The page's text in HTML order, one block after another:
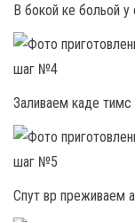
В бокой ке больой у
Заливаем каде тимс
Спут вр преживаем